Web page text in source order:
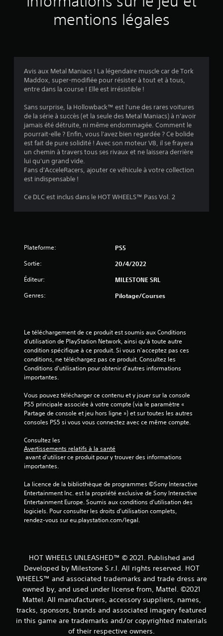
mentions légales
Avis aux Metal Maniacs ! La légendaire muscle car de Tork
Maddox, super-modifiée pour résister à tout et à tous,
entre dans la course ! Elle est irrésistible !
Sans surprise, la Hollowback™ est l'une des rares voitures
de la série à succès (et la seule des Metal Maniacs) à n'avoir
jamais été détruite, ni même endommagée. Comment le
pourrait-elle ? Enfin, vous l'avez bien regardée ? Ce bolide
est fait de pure solidité ! Avec son moteur V8, il se frayera
un chemin à travers tous ses rivaux et ne laissera derrière
lui qu'un grand vide.
Fans d'AcceleRacers, ajouter ce véhicule à votre collection
est indispensable !
Ce DLC est inclus dans le HOT WHEELS™ Pass Vol. 2
Plateforme: PS5
Sortie: 20/4/2022
Éditeur: MILESTONE SRL
Genres: Pilotage/Courses
Le téléchargement de ce produit est soumis aux Conditions
d'utilisation de PlayStation Network, ainsi qu'à toute autre
condition spécifique à ce produit. Si vous n'acceptez pas ces
conditions, ne téléchargez pas ce produit. Consultez les
Conditions d'utilisation pour obtenir d'autres informations
importantes.
Vous pouvez télécharger ce contenu et y jouer sur la console
PS5 principale associée à votre compte (via le paramètre «
Partage de console et jeu hors ligne ») et sur toutes les autres
consoles PS5 si vous vous connectez avec ce même compte.
Consultez les
Avertissements relatifs à la santé
importantes.
La licence de la bibliothèque de programmes ©Sony Interactive
Entertainment Inc. est la propriété exclusive de Sony Interactive
Entertainment Europe. Soumis aux conditions d’utilisation des
logiciels. Pour consulter les droits d’utilisation complets,
rendez-vous sur eu.playstation.com/legal.
HOT WHEELS UNLEASHED™ © 2021. Published and
Developed by Milestone S.r.l. All rights reserved. HOT
WHEELS™ and associated trademarks and trade dress are
owned by, and used under license from, Mattel. ©2021
Mattel. All manufacturers, accessory suppliers, names,
tracks, sponsors, brands and associated imagery featured
in this game are trademarks and/or copyrighted materials
of their respective owners.